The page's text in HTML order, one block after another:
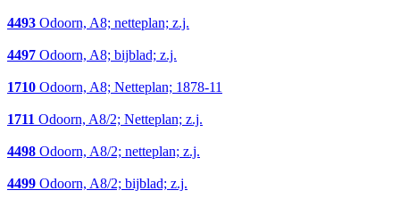
4493 Odoorn, A8; netteplan; z.j.
4497 Odoorn, A8; bijblad; z.j.
1710 Odoorn, A8; Netteplan; 1878-11
1711 Odoorn, A8/2; Netteplan; z.j.
4498 Odoorn, A8/2; netteplan; z.j.
4499 Odoorn, A8/2; bijblad; z.j.